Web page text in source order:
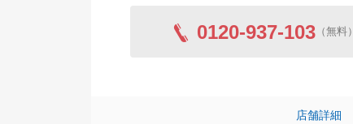
0120-937-103（無料）
店舗詳細